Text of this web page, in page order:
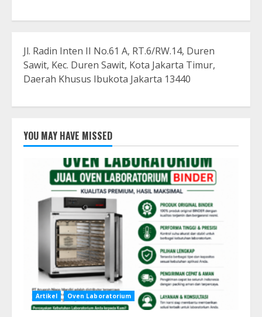
Jl. Radin Inten II No.61 A, RT.6/RW.14, Duren
Sawit, Kec. Duren Sawit, Kota Jakarta Timur,
Daerah Khusus Ibukota Jakarta 13440
YOU MAY HAVE MISSED
Artikel Oven Laboratorium